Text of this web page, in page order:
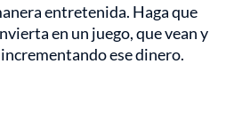
entretenida. Haga que
en un juego, que vean y
ese dinero.